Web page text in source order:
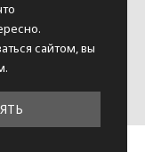
сайтом, вы